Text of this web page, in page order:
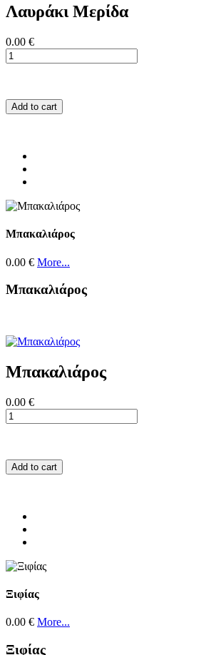
Λαυράκι Μερίδα
0.00 €
Add to cart
Μπακαλιάρος
0.00 € More...
Μπακαλιάρος
Μπακαλιάρος
0.00 €
Add to cart
Ξιφίας
0.00 € More...
Ξιφίας